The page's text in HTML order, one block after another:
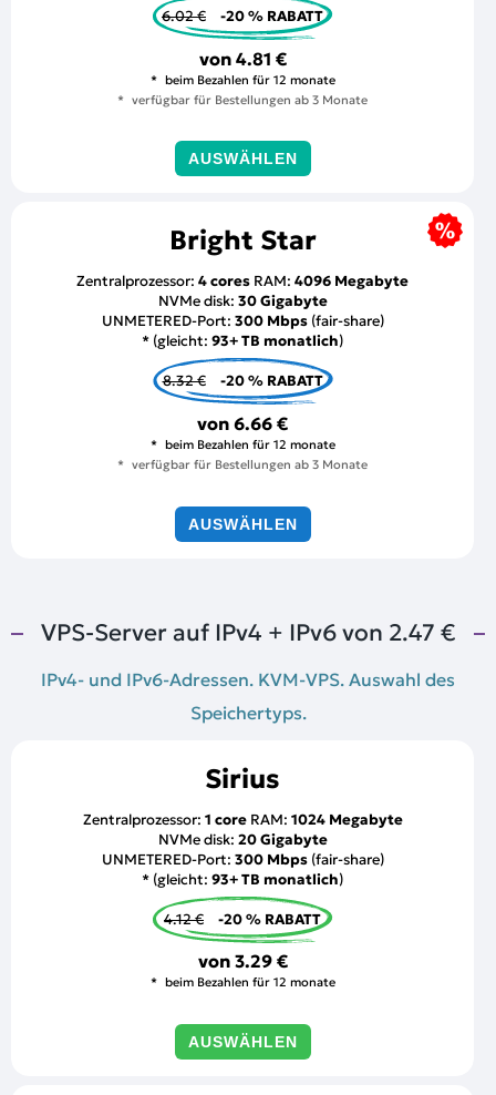
6.02 € -20 % RABATT
von 4.81 €
beim Bezahlen für 12 monate
verfügbar für Bestellungen ab 3 Monate
AUSWÄHLEN
Bright Star
Zentralprozessor: 4 cores RAM: 4096 Megabyte
NVMe disk: 30 Gigabyte
UNMETERED-Port: 300 Mbps(fair-share)
* (gleicht: 93+ TB monatlich)
8.32 € -20 % RABATT
von 6.66 €
beim Bezahlen für 12 monate
verfügbar für Bestellungen ab 3 Monate
AUSWÄHLEN
VPS-Server auf IPv4 + IPv6 von 2.47 €
IPv4- und IPv6-Adressen. KVM-VPS. Auswahl des
Speichertyps.
Sirius
Zentralprozessor: 1 coreRAM: 1024 Megabyte
NVMe disk: 20 Gigabyte
UNMETERED-Port: 300 Mbps(fair-share)
* (gleicht: 93+ TB monatlich)
4.12 € -20 % RABATT
von 3.29 €
beim Bezahlen für 12 monate
AUSWÄHLEN